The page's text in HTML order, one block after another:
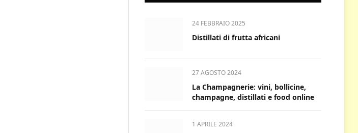
24 FEBBRAIO 2025
Distillati di frutta africani
27 AGOSTO 2024
La Champagnerie: vini, bollicine,
champagne, distillati e food online
1 APRILE 2024